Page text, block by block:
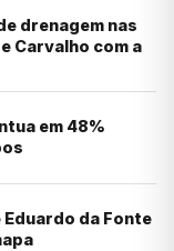
drenagem nas
Carvalho com a
em 48%
Eduardo da Fonte